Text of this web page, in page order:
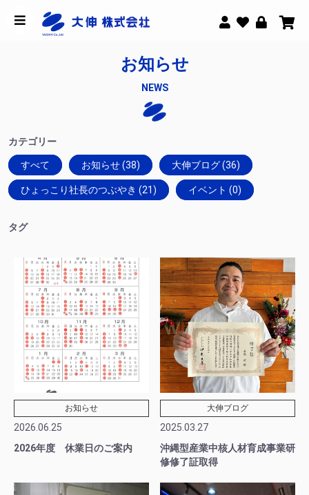
お知らせ
NEWS
カテゴリー
すべて お知らせ (38) 大伸ブログ (36)
ひょっこり社長のつぶやき (21) イベント (0)
タグ
お知らせ
2026.06.25
2026年度 休業日のご案内
大伸ブログ
2025.03.27
沖縄型産業中核人材育成事業研
修修了証取得